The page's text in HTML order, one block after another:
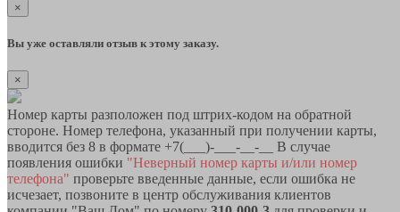
×
Вы уже оставляли отзыв к этому заказу.
×
Номер карты разположен под штрих-кодом на обратной
стороне. Номер телефона, указанный при получении карты,
вводится без 8 в формате +7(___)-___-__-__ В случае
появления ошибки "Неверный номер карты и/или номер
телефона" проверьте введенные данные, если ошибка не
исчезает, позвоните в центр обслуживания клиентов